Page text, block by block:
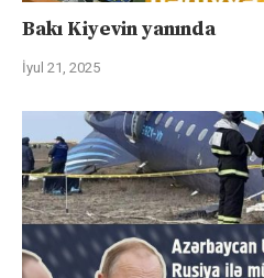
Bakı Kiyevin yanında
İyul 21, 2025